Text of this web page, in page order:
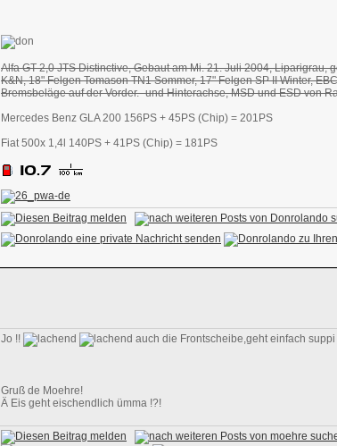
Alfa GT 2,0 JTS Distinctive, Gebaut am Mi. 21. Juli 2004, Liparigrau,
K&N, 18" Felgen Tomason TN1 Sommer, 17" Felgen SP II Winter,
Bremsbeläge auf der Vorder.- und Hinterachse, MSD und ESD von
Mercedes Benz GLA 200 156PS + 45PS (Chip) = 201PS
Fiat 500x 1,4l 140PS + 41PS (Chip) = 181PS
Jo !! auch die Frontscheibe,geht einfach suppi
Gruß de Moehre!
Ä Eis geht eischendlich ümma !?!